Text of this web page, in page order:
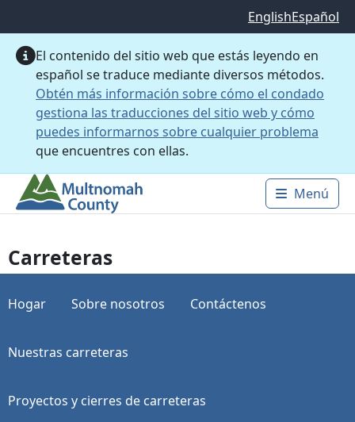
EnglishEspañol
El contenido del sitio web que estás leyendo en
español se traduce mediante diversos métodos.
Obtén más información sobre cómo el condado
gestiona las traducciones del sitio web y cómo
puedes informarnos sobre cualquier problema
que encuentres con ellas.
Main
Menú
Carreteras
Hogar Sobre nosotros Contáctenos
Nuestras carreteras
Proyectos y cierres de carreteras